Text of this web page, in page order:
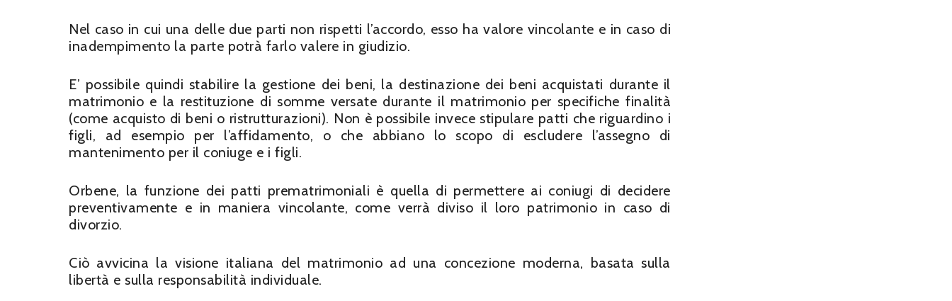
Nel caso in cui una delle due parti non rispetti l’accordo, esso ha valore vincolante e in caso di
inadempimento la parte potrà farlo valere in giudizio.
E’ possibile quindi stabilire la gestione dei beni, la destinazione dei beni acquistati durante il
matrimonio e la restituzione di somme versate durante il matrimonio per specifiche finalità
(come acquisto di beni o ristrutturazioni). Non è possibile invece stipulare patti che riguardino i
figli, ad esempio per l’affidamento, o che abbiano lo scopo di escludere l’assegno di
mantenimento per il coniuge e i figli.
Orbene, la funzione dei patti prematrimoniali è quella di permettere ai coniugi di decidere
preventivamente e in maniera vincolante, come verrà diviso il loro patrimonio in caso di
divorzio.
Ciò avvicina la visione italiana del matrimonio ad una concezione moderna, basata sulla
libertà e sulla responsabilità individuale.